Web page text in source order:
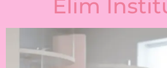
Elim